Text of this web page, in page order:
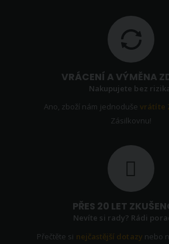
VRÁCENÍ A VÝMĚNA
Nakupujete bez
Ano, zboží nám jednoduševrátíte
Zásilkovnu!
PŘES 20 LET
Nevíte si rady? Rádi
Přečtěte si nejčastější dotazy nebo